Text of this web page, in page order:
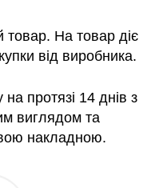
На товар діє
від виробника.
протязі 14 днів з
виглядом та
накладною.